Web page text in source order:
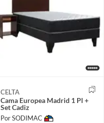
CELTA
Cama Europea Madrid 1 Pl +
Set Cadiz
Por SODIMAC